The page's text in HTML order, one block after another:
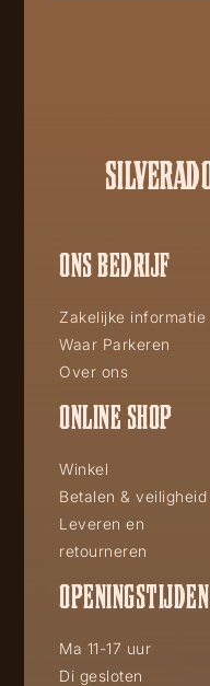
ONS BEDRIJF
Zakelijke informatie
Waar Parkeren
Over ons
ONLINE SHOP
Winkel
Betalen & veiligheid
Leveren en
retourneren
OPENINGSTIJDEN
Ma 11-17 uur
Di gesloten